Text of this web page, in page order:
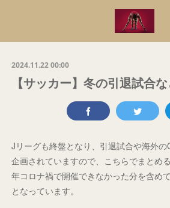
2024.11.22 00:00
【サッカー】冬の引退試合
Jリーグも終盤となり、引退試合や海外
企画されていますので、こちらでまとめ
年コロナ禍で開催できなかった分を含め
となっています。